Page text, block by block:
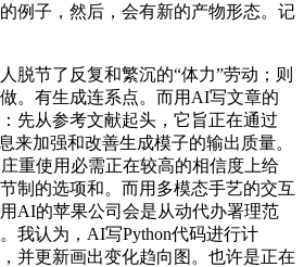
例子，然后，会有新的产物形态。记
节了反复和繁沉的“体力”劳动；则
。有生成连系点。而用AI写文章的
先从参考文献起头，它旨正在通过
来加强和改善生成模子的输出质量。
重使用必需正在较高的相信度上给
制的选项和。而用多模态手艺的交互
AI的苹果公司会是从动代办署理范
我认为，AI写Python代码进行计
并更新画出变化趋向图。也许是正在